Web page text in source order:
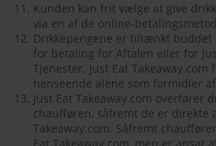
Kunden kan frit vælge at give
via en af de online-
Drikkepengene er tiltænkt buddet
for betaling for Aftalen eller for
Tjenester. Just Eat Takeaway.com
henseende alene som formidler
Just Eat Takeaway.com overfører
chaufføren, såfremt de er direkte
Takeaway.com. Såfremt